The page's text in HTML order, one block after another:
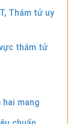
Thám tử uy
thám tử
hai mang